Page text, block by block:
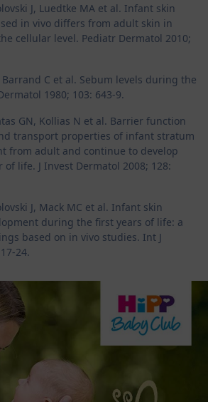
J, Luedtke MA et al. Infant skin
in vivo differs from adult skin in
cellular level. Pediatr Dermatol 2010;
Barrand C et al. Sebum levels during the
1980; 103: 643-9.
GN, Kollias N et al. Barrier function
transport properties of infant stratum
from adult and continue to develop
life. J Invest Dermatol 2008; 128:
J, Mack MC et al. Infant skin
during the first years of life: a
based on in vivo studies. Int J
24.